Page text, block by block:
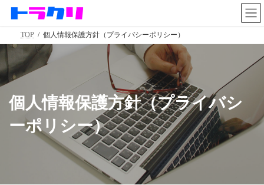
ツ
ス
ッ
シ
ン
移
TOP 個人情報保護方針（プライバシーポリシー）
個人情報保護方針（プライバシ
ーポリシー）